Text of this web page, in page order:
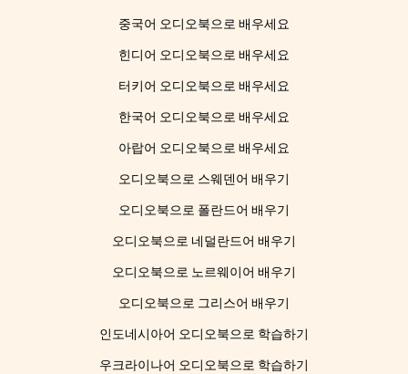
중국어 오디오북으로 배우세요
힌디어 오디오북으로 배우세요
터키어 오디오북으로 배우세요
한국어 오디오북으로 배우세요
아랍어 오디오북으로 배우세요
오디오북으로 스웨덴어 배우기
오디오북으로 폴란드어 배우기
오디오북으로 네덜란드어 배우기
오디오북으로 노르웨이어 배우기
오디오북으로 그리스어 배우기
인도네시아어 오디오북으로 학습하기
우크라이나어 오디오북으로 학습하기